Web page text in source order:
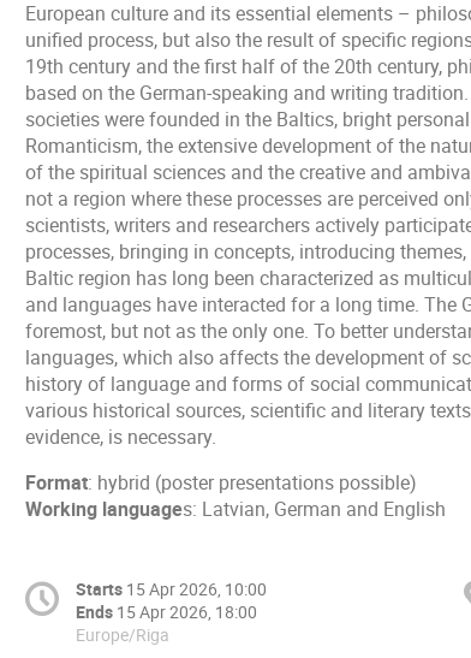
European culture and its essential elements –
unified process, but also the result of specific
19th century and the first half of the 20th century,
based on the German-speaking and writing
societies were founded in the Baltics, bright
Romanticism, the extensive development of the
of the spiritual sciences and the creative and
not a region where these processes are perceived
scientists, writers and researchers actively
processes, bringing in concepts, introducing
Baltic region has long been characterized as
and languages have interacted for a long time. The
foremost, but not as the only one. To better
languages, which also affects the development of
history of language and forms of social
various historical sources, scientific and literary
evidence, is necessary.
Format: hybrid (poster presentations possible)
Working languages: Latvian, German and English
Starts 15 Apr 2026, 10:00
Ends 15 Apr 2026, 18:00
Europe/Riga